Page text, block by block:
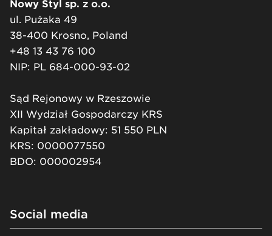
Nowy Styl sp. z o.o.
ul. Pużaka 49
38-400 Krosno, Poland
+48 13 43 76 100
NIP: PL 684-000-93-02
Sąd Rejonowy w Rzeszowie
XII Wydział Gospodarczy KRS
Kapitał zakładowy: 51 550 PLN
KRS: 0000077550
BDO: 000002954
Social media